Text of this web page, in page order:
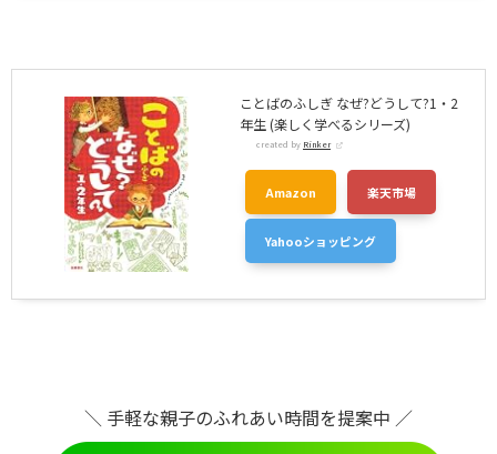
ことばのふしぎ なぜ?どうして?1・2
年生 (楽しく学べるシリーズ)
created by Rinker
Amazon 楽天市場
Yahooショッピング
＼ 手軽な親子のふれあい時間を提案中 ／